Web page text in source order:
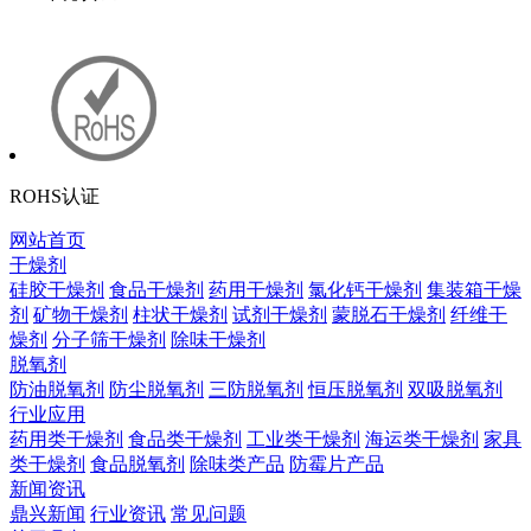
ROHS认证
网站首页
干燥剂
硅胶干燥剂 食品干燥剂 药用干燥剂 氯化钙干燥剂 集装箱干燥
剂 矿物干燥剂 柱状干燥剂 试剂干燥剂 蒙脱石干燥剂 纤维干
燥剂 分子筛干燥剂 除味干燥剂
脱氧剂
防油脱氧剂 防尘脱氧剂 三防脱氧剂 恒压脱氧剂 双吸脱氧剂
行业应用
药用类干燥剂 食品类干燥剂 工业类干燥剂 海运类干燥剂 家具
类干燥剂 食品脱氧剂 除味类产品 防霉片产品
新闻资讯
鼎兴新闻 行业资讯 常见问题